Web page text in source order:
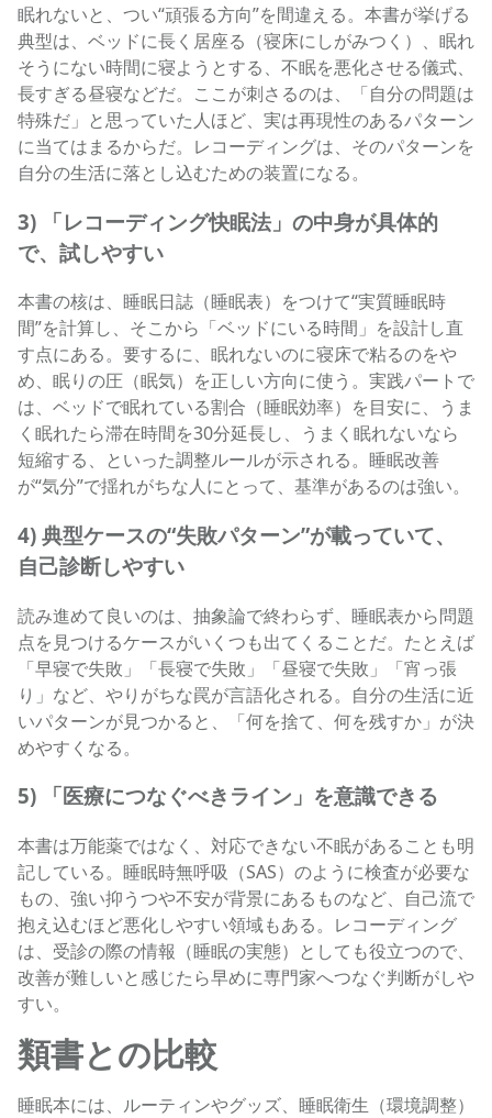
眠れないと、つい“頑張る方向”を間違える。本書が挙げる
典型は、ベッドに長く居座る（寝床にしがみつく）、眠れ
そうにない時間に寝ようとする、不眠を悪化させる儀式、
長すぎる昼寝などだ。ここが刺さるのは、「自分の問題は
特殊だ」と思っていた人ほど、実は再現性のあるパターン
に当てはまるからだ。レコーディングは、そのパターンを
自分の生活に落とし込むための装置になる。
3) 「レコーディング快眠法」の中身が具体的
で、試しやすい
本書の核は、睡眠日誌（睡眠表）をつけて“実質睡眠時
間”を計算し、そこから「ベッドにいる時間」を設計し直
す点にある。要するに、眠れないのに寝床で粘るのをや
め、眠りの圧（眠気）を正しい方向に使う。実践パートで
は、ベッドで眠れている割合（睡眠効率）を目安に、うま
く眠れたら滞在時間を30分延長し、うまく眠れないなら
短縮する、といった調整ルールが示される。睡眠改善
が“気分”で揺れがちな人にとって、基準があるのは強い。
4) 典型ケースの“失敗パターン”が載っていて、
自己診断しやすい
読み進めて良いのは、抽象論で終わらず、睡眠表から問題
点を見つけるケースがいくつも出てくることだ。たとえば
「早寝で失敗」「長寝で失敗」「昼寝で失敗」「宵っ張
り」など、やりがちな罠が言語化される。自分の生活に近
いパターンが見つかると、「何を捨て、何を残すか」が決
めやすくなる。
5) 「医療につなぐべきライン」を意識できる
本書は万能薬ではなく、対応できない不眠があることも明
記している。睡眠時無呼吸（SAS）のように検査が必要な
もの、強い抑うつや不安が背景にあるものなど、自己流で
抱え込むほど悪化しやすい領域もある。レコーディング
は、受診の際の情報（睡眠の実態）としても役立つので、
改善が難しいと感じたら早めに専門家へつなぐ判断がしや
すい。
類書との比較
睡眠本には、ルーティンやグッズ、睡眠衛生（環境調整）